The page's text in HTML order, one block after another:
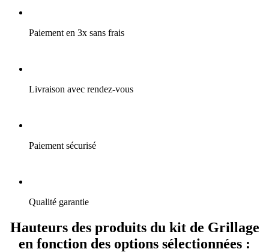
Paiement en 3x sans frais
Livraison avec rendez-vous
Paiement sécurisé
Qualité garantie
Hauteurs des produits du kit de Grillage
en fonction des options sélectionnées :